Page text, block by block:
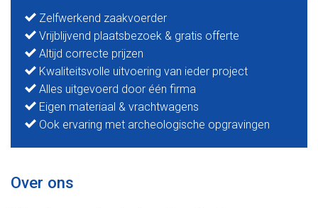
Zelfwerkend zaakvoerder
Vrijblijvend plaatsbezoek & gratis offerte
Altijd correcte prijzen
Kwaliteitsvolle uitvoering van ieder project
Alles uitgevoerd door één firma
Eigen materiaal & vrachtwagens
Ook ervaring met archeologische opgravingen
Over ons